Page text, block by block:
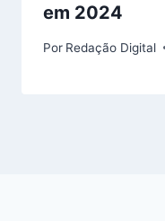
em 2024
Por Redação Digital